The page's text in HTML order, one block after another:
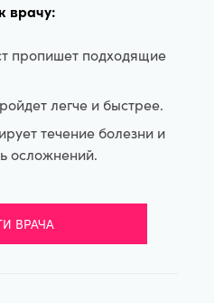
врачу:
пропишет подходящие
легче и быстрее.
течение болезни и
осложнений.
ВРАЧА